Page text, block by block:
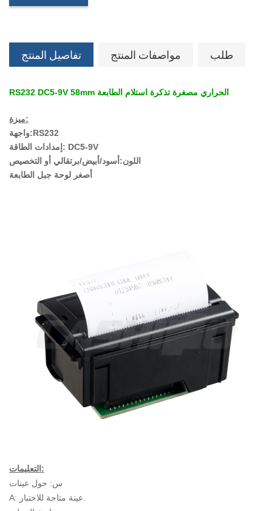
تفاصيل المنتج مواصفات المنتج طلب
RS232 DC5-9V 58mm الحراري مصغرة تذكرة استلام الطابعة
ميزة:
واجهة:RS232
إمدادات الطاقة: DC5-9V
اللون:أسود/أبيض/برتقالي أو التخصيص
أصغر لوحة جبل الطابعة
التعليمات:
س: حول عينات